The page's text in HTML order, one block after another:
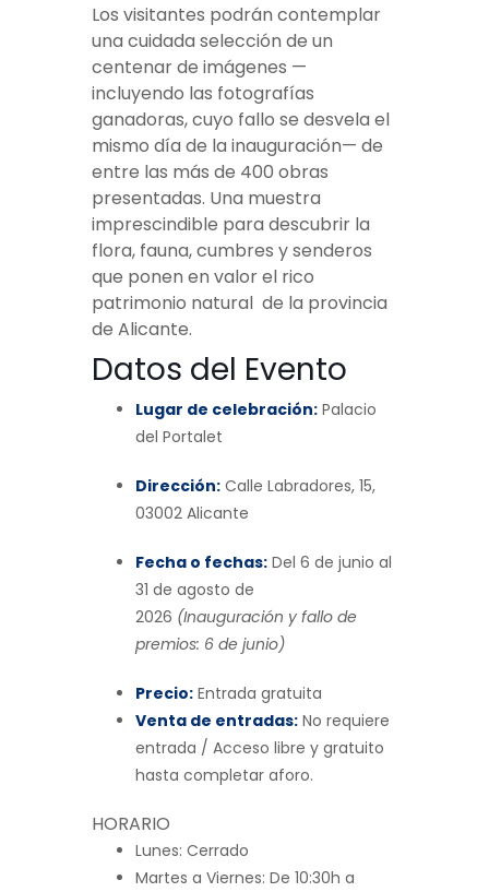
Los visitantes podrán contemplar
una cuidada selección de un
centenar de imágenes —
incluyendo las fotografías
ganadoras, cuyo fallo se desvela el
mismo día de la inauguración— de
entre las más de 400 obras
presentadas. Una muestra
imprescindible para descubrir la
flora, fauna, cumbres y senderos
que ponen en valor el rico
patrimonio natural de la provincia
de Alicante.
Datos del Evento
Lugar de celebración: Palacio
del Portalet
Dirección: Calle Labradores, 15,
03002 Alicante
Fecha o fechas: Del 6 de junio al
31 de agosto de
2026 (Inauguración y fallo de
premios: 6 de junio)
Precio: Entrada gratuita
Venta de entradas: No requiere
entrada / Acceso libre y gratuito
hasta completar aforo.
HORARIO
Lunes: Cerrado
Martes a Viernes: De 10:30h a